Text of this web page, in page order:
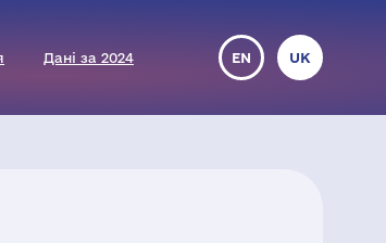
Дані за 2024 EN UK